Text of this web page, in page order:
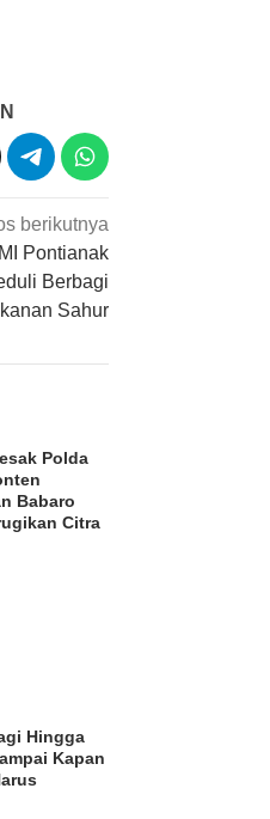
berikutnya
Pontianak
Berbagi
Sahur
Polda
Babaro
Citra
Hingga
Kapan